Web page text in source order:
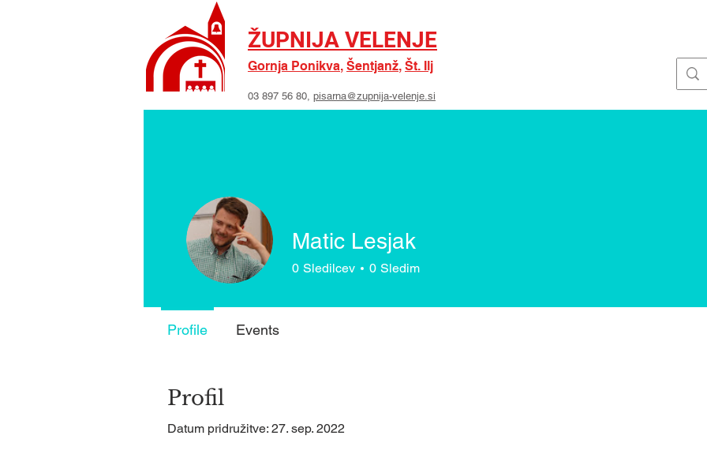
ŽUPNIJA VELENJE
Gornja Ponikva, Šentjanž, Št. Ilj
03 897 56 80, pisarna@zupnija-velenje.si
Profil
Datum pridružitve: 27. sep. 2022
Matic Lesjak
0 Sledilcev 0 Sledim
Profile Events